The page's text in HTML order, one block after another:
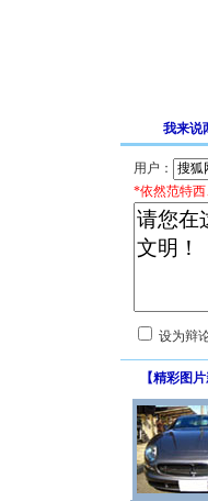
我来说
用户：
*依然范特
设为辩
【精彩图片